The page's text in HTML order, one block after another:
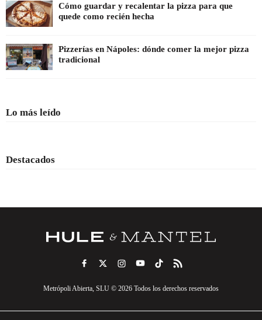
Cómo guardar y recalentar la pizza para que
quede como recién hecha
Pizzerías en Nápoles: dónde comer la mejor pizza
tradicional
Lo más leído
Destacados
Metrópoli Abierta, SLU © 2026 Todos los derechos reservados